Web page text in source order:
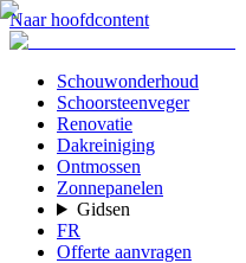
Naar hoofdcontent
Schouwonderhoud
Schoorsteenveger
Renovatie
Dakreiniging
Ontmossen
Zonnepanelen
Gidsen
FR
Offerte aanvragen